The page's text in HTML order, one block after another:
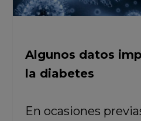
Algunos datos
la diabetes
En ocasiones